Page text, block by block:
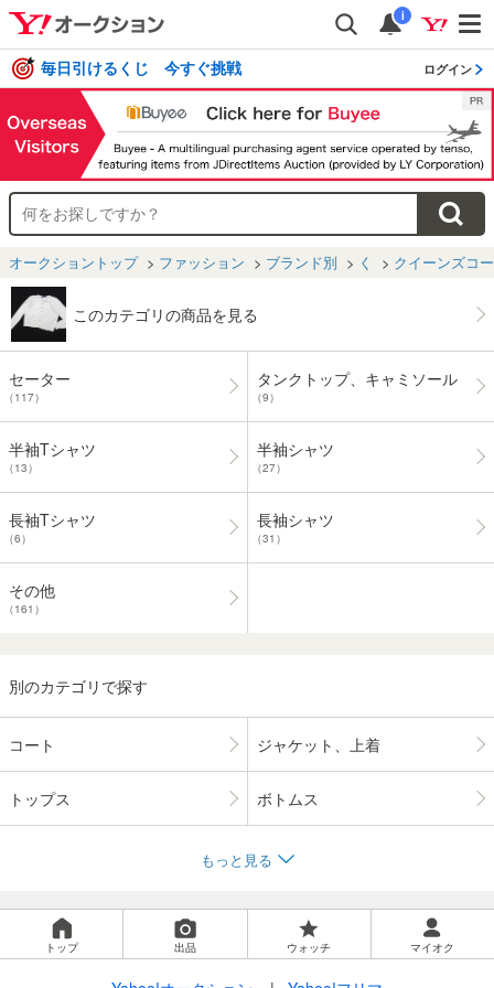
i
毎日引けるくじ 今すぐ挑戦 ログイン
オークショントップ ファッション ブランド別 く クイーンズコ
このカテゴリの商品を見る
セーター
（117）
タンクトップ、キャミソール
（9）
半袖Tシャツ
（13）
半袖シャツ
（27）
長袖Tシャツ
（6）
長袖シャツ
（31）
その他
（161）
別のカテゴリで探す
コート ジャケット、上着
トップス ボトムス
もっと見る
トップ 出品 ウォッチ マイオク